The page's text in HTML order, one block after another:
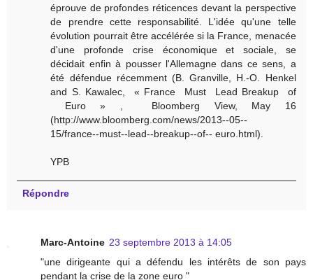
éprouve de profondes réticences devant la perspective
de prendre cette responsabilité. L'idée qu'une telle
évolution pourrait être accélérée si la France, menacée
d'une profonde crise économique et sociale, se
décidait enfin à pousser l'Allemagne dans ce sens, a
été défendue récemment (B. Granville, H.-O. Henkel
and S. Kawalec, « France Must Lead Breakup of
Euro » , Bloomberg View, May 16
(http://www.bloomberg.com/news/2013-­‐05-­‐
15/france-­‐must-­‐lead-­‐breakup-­‐of-­‐ euro.html).
YPB
Répondre
Marc-Antoine 23 septembre 2013 à 14:05
"une dirigeante qui a défendu les intérêts de son pays
pendant la crise de la zone euro "